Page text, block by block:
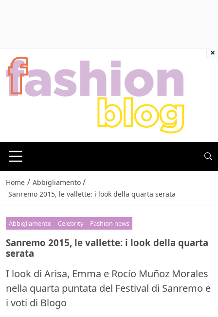
Home / Abbigliamento /
Sanremo 2015, le vallette: i look della quarta serata
Abbigliamento Celebrity Fashion news
Sanremo 2015, le vallette: i look della quarta
serata
I look di Arisa, Emma e Rocío Muñoz Morales
nella quarta puntata del Festival di Sanremo e
i voti di Blogo
×